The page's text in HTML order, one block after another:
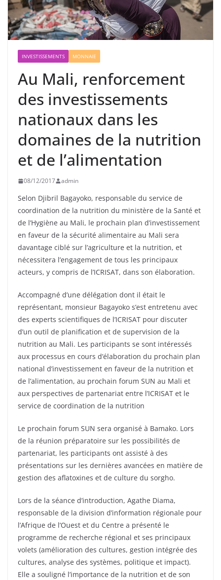
INVESTISSEMENTS MONNAIE
Au Mali, renforcement
des investissements
nationaux dans les
domaines de la nutrition
et de l’alimentation
08/12/2017 admin
Selon Djibril Bagayoko, responsable du service de
coordination de la nutrition du ministère de la Santé et
de l’Hygiène au Mali, le prochain plan d’investissement
en faveur de la sécurité alimentaire au Mali sera
davantage ciblé sur l’agriculture et la nutrition, et
nécessitera l’engagement de tous les principaux
acteurs, y compris de l’ICRISAT, dans son élaboration.
Accompagné d’une délégation dont il était le
représentant, monsieur Bagayoko s’est entretenu avec
des experts scientifiques de l’ICRISAT pour discuter
d’un outil de planification et de supervision de la
nutrition au Mali. Les participants se sont intéressés
aux processus en cours d’élaboration du prochain plan
national d’investissement en faveur de la nutrition et
de l’alimentation, au prochain forum SUN au Mali et
aux perspectives de partenariat entre l’ICRISAT et le
service de coordination de la nutrition
Le prochain forum SUN sera organisé à Bamako. Lors
de la réunion préparatoire sur les possibilités de
partenariat, les participants ont assisté à des
présentations sur les dernières avancées en matière de
gestion des aflatoxines et de culture du sorgho.
Lors de la séance d’introduction, Agathe Diama,
responsable de la division d’information régionale pour
l’Afrique de l’Ouest et du Centre a présenté le
programme de recherche régional et ses principaux
volets (amélioration des cultures, gestion intégrée des
cultures, analyse des systèmes, politique et impact).
Elle a souligné l’importance de la nutrition et de son